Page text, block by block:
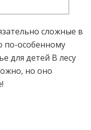
сложные в
по-особенному
для детей В лесу
но оно